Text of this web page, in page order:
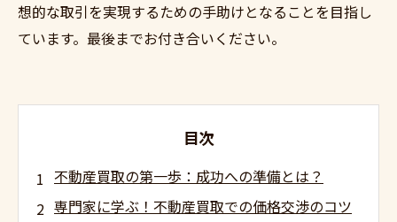
想的な取引を実現するための手助けとなることを目指し
ています。最後までお付き合いください。
目次
不動産買取の第一歩：成功への準備とは？
専門家に学ぶ！不動産買取での価格交渉のコツ